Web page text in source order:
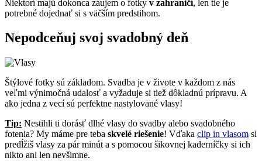
Niektorí majú dokonca záujem o fotky v zahraničí, len tie je
potrebné dojednať si s väčším predstihom.
Nepodceňuj svoj svadobný deň
Štýlové fotky sú základom. Svadba je v živote v každom z nás
veľmi výnimočná udalosť a vyžaduje si tiež dôkladnú prípravu. A
ako jedna z vecí sú perfektne nastylované vlasy!
Tip: Nestihli ti dorásť dlhé vlasy do svadby alebo svadobného
fotenia? My máme pre teba skvelé riešenie! Vďaka clip in vlasom si
predĺžiš vlasy za pár minút a s pomocou šikovnej kaderníčky si ich
nikto ani len nevšimne.